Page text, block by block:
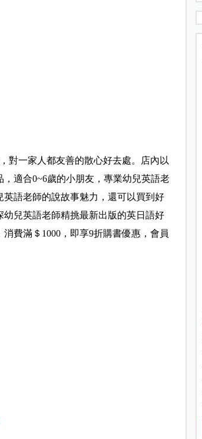
對一家人都友善的散心好去處。
店內以
適合0~6歲的小朋友，專業幼兒英語老
語老師的說故事魅力，還可以買到好
兒英語老師精挑最新出版的英日語好
費滿＄1000，即享9折購書優惠，會員